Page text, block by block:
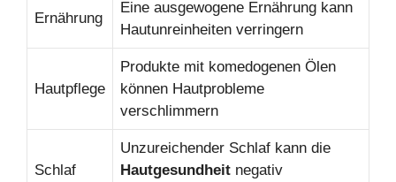
Ernährung
Eine ausgewogene Ernährung kann
Hautunreinheiten verringern
Hautpflege
Produkte mit komedogenen Ölen
können Hautprobleme
verschlimmern
Schlaf
Unzureichender Schlaf kann die
Hautgesundheit negativ